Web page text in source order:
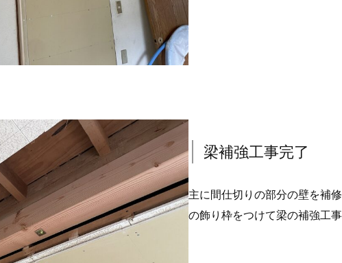
梁補強工事完了
主に間仕切りの部分の壁を補
の飾り枠をつけて梁の補強工